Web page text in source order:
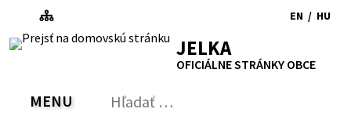
Preskočiť
obsah
RSS MapaTlačiť
Zvýšiť
kontrast
písmapísma
EN
to
/ HU
JELKA
OFICIÁLNE STRÁNKY OBCE
PREPNÚŤ
MENU Hľadať: